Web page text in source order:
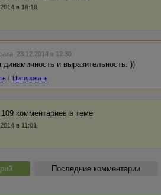
в 18:18
23.12.2014 в 12:30
и выразительность. ))
/ Цитировать
комментариев в темe
в 11:01
Последние комментарии